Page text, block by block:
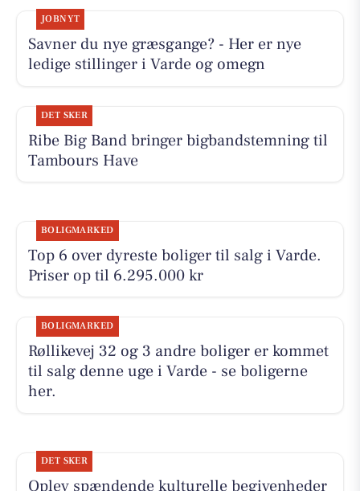
JOBNYT
Savner du nye græsgange? - Her er nye
ledige stillinger i Varde og omegn
DET SKER
Ribe Big Band bringer bigbandstemning til
Tambours Have
BOLIGMARKED
Top 6 over dyreste boliger til salg i Varde.
Priser op til 6.295.000 kr
BOLIGMARKED
Røllikevej 32 og 3 andre boliger er kommet
til salg denne uge i Varde - se boligerne
her.
DET SKER
Oplev spændende kulturelle begivenheder